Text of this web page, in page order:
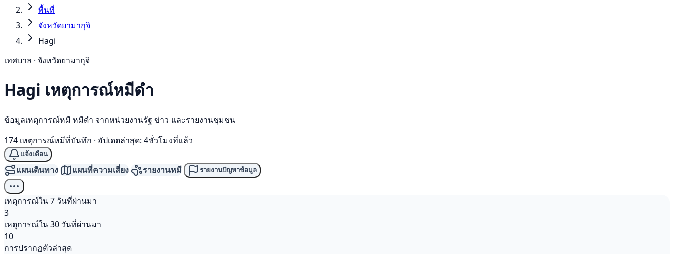
พื้นที่
จังหวัดยามากุจิ
Hagi
เทศบาล · จังหวัดยามากุจิ
Hagi เหตุการณ์หมีดำ
ข้อมูลเหตุการณ์หมี หมีดำ จากหน่วยงานรัฐ ข่าว และรายงานชุมชน
174 เหตุการณ์หมีที่บันทึก · อัปเดตล่าสุด: 4ชั่วโมงที่แล้ว
แจ้งเตือน
แผนเดินทาง แผนที่ความเสี่ยง รายงานหมี รายงานปัญหาข้อมูล
เหตุการณ์ใน 7 วันที่ผ่านมา
3
เหตุการณ์ใน 30 วันที่ผ่านมา
10
การปรากฏตัวล่าสุด